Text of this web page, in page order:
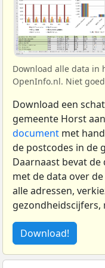
Download alle data in
OpenInfo.nl. Niet
Download een
gemeente Horst
document met
de postcodes in de
Daarnaast bevat
met de data over
alle adressen,
gezondheidscijfers,
Download!